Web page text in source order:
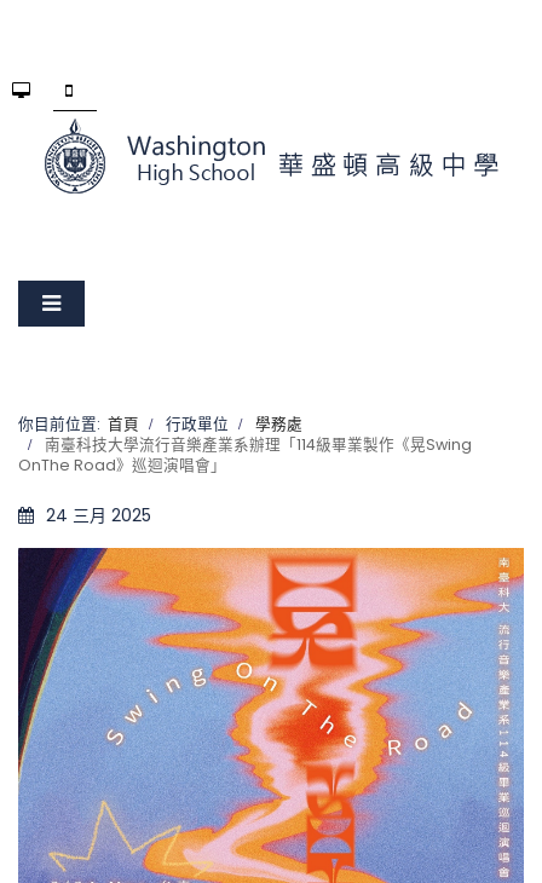
你目前位置: 首頁 行政單位
學務處
南臺科技大學流行音樂產業系辦理「114級畢業製作《晃Swing
OnThe Road》巡迴演唱會」
24 三月 2025